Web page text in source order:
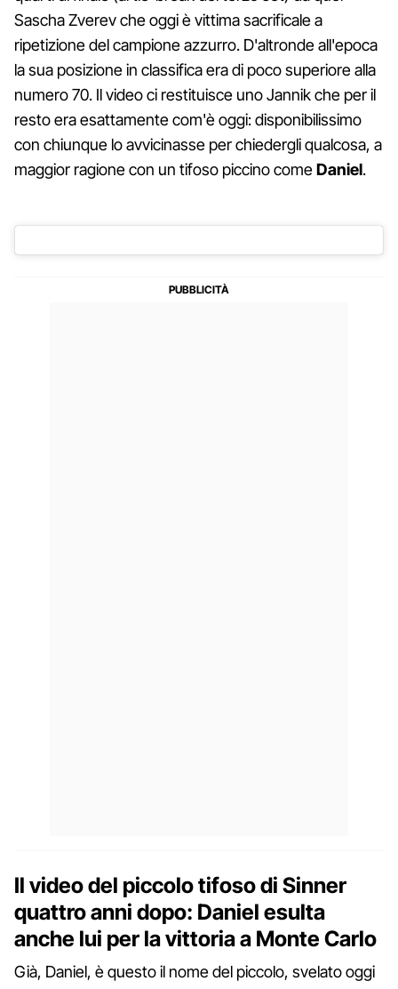
Sascha Zverev che oggi è vittima sacrificale a
ripetizione del campione azzurro. D'altronde all'epoca
la sua posizione in classifica era di poco superiore alla
numero 70. Il video ci restituisce uno Jannik che per il
resto era esattamente com'è oggi: disponibilissimo
con chiunque lo avvicinasse per chiedergli qualcosa, a
maggior ragione con un tifoso piccino comeDaniel.
Il video del piccolo tifoso di Sinner
quattro anni dopo: Daniel esulta
anche lui per la vittoria a Monte Carlo
Già, Daniel, è questo il nome del piccolo, svelato oggi